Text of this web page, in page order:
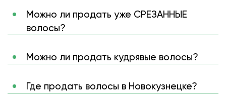
Можно ли продать уже СРЕЗАННЫЕ
волосы?
Можно ли продать кудрявые волосы?
Где продать волосы в Новокузнецке?